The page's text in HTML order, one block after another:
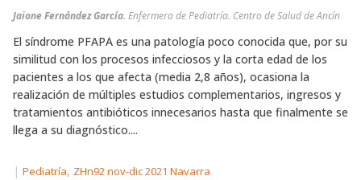
Jaione Fernández García. Enfermera de Pediatría. Centro de Salud de Ancín
El síndrome PFAPA es una patología poco conocida que, por su
similitud con los procesos infecciosos y la corta edad de los
pacientes a los que afecta (media 2,8 años), ocasiona la
realización de múltiples estudios complementarios, ingresos y
tratamientos antibióticos innecesarios hasta que finalmente se
llega a su diagnóstico....
| Pediatría, ZHn92 nov-dic 2021 Navarra